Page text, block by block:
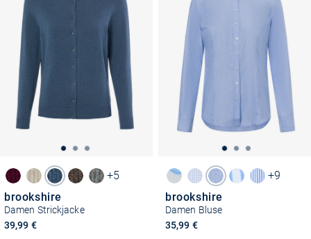
+5
brookshire
Damen Strickjacke
39,99 €
+9
brookshire
Damen Bluse
35,99 €